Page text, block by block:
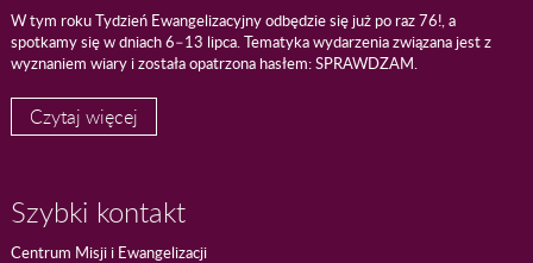
W tym roku Tydzień Ewangelizacyjny odbędzie się już po raz 76!, a
spotkamy się w dniach 6–13 lipca. Tematyka wydarzenia związana jest z
wyznaniem wiary i została opatrzona hasłem: SPRAWDZAM.
Czytaj więcej
Szybki kontakt
Centrum Misji i Ewangelizacji